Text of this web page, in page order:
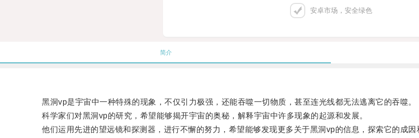
安卓市场，安全绿色
简介
黑洞vp是宇宙中一种特殊的现象，不仅引力极强，还能吞噬一切物质，甚至连光线都无法逃离它的吞噬。
科学家们对黑洞vp的研究，希望能够揭开宇宙的奥秘，解释宇宙中许多现象的起源和发展。
他们运用先进的望远镜和探测器，进行不懈的努力，希望能够发现更多关于黑洞vp的信息，探索它的成因